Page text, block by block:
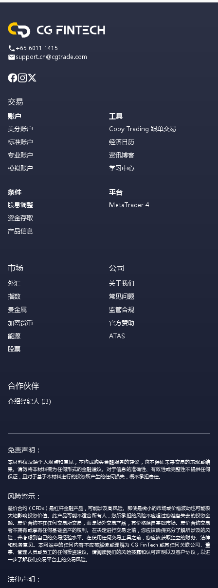
+65 6011 1415
support.cn@cgtrade.com
交易
账户
美分账户
标准账户
专业账户
模拟账户
条件
股息调整
资金存取
产品信息
工具
Copy Trading 跟单交易
经济日历
资讯博客
学习中心
平台
MetaTrader 4
市场
外汇
指数
贵金属
加密货币
能源
股票
公司
关于我们
常见问题
监管合规
官方赞助
ATAS
合作伙伴
介绍经纪人 (IB)
免责声明：
本材料仅反映个人观点和意见，不构成购买金融服务的建议，也不保证未来交易的表现或结
果。请勿将本材料视为任何形式的金融建议。对于信息的准确性、有效性或完整性不提供任何
保证，且对于基于本材料进行的投资所产生的任何损失，概不承担责任。
风险警示：
差价合约（CFDs）是杠杆金融产品，可能涉及高风险。即使是微小的市场或价格波动也可能极
大地影响投资价值。此产品可能不适合所有人，您所承担的风险不应超过您准备失去的投资金
额。差价合约不在任何交易所交易，而是场外交易产品，其价格源自基础市场。差价合约交易
者不拥有或享有任何基础资产的权利。在决定进行交易之前，您应该确保充分了解所涉及的风
险，并考虑到自己的交易经验水平。在使用任何交易工具之前，您应该获取独立的财务、法律
和税务意见。本网站中的任何内容不应被解读或理解为 CG FinTech 或其任何关联公司、董
事、管理人员或员工的任何投资建议。请阅读我们的风险披露和认可声明以及客户协议，以进
一步了解我们交易平台上的交易风险。
法律声明：